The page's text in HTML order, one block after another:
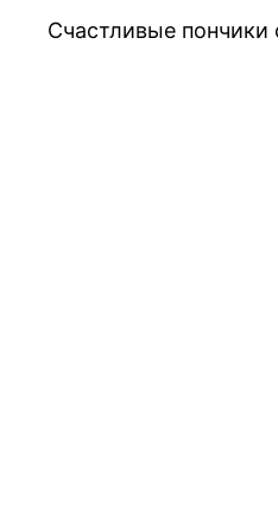
Счастливые пончики